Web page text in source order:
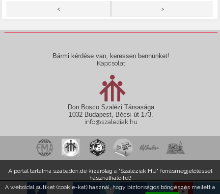
A weboldal sütiket (cookie-kat) használ, hogy biztonságos böngészés mellett a
< >
Bármi kérdése van, keressen bennünket!
Kapcsolat
Don Bosco Szalézi Társasága
1032 Budapest, Bécsi út 173.
info@szaleziak.hu
A portál tartalma szabadon,de kizárólag a "Szaléziak.HU" forrásmegjelöléssel
használható fel!